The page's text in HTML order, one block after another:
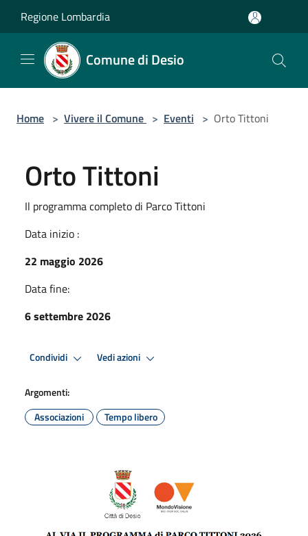
Regione Lombardia
Comune di Desio
Home > Vivere il Comune > Eventi > Orto Tittoni
Orto Tittoni
Il programma completo di Parco Tittoni
Data inizio :
22 maggio 2026
Data fine:
6 settembre 2026
Condividi Vedi azioni
Argomenti:
Associazioni
Tempo libero